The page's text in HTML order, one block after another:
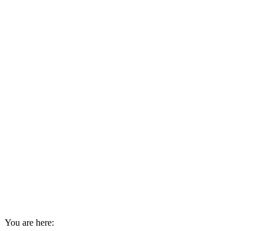
You are here: